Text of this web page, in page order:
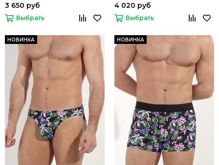
3 650 руб
Выбрать
4 020 руб
Выбрать
НОВИНКА НОВИНКА